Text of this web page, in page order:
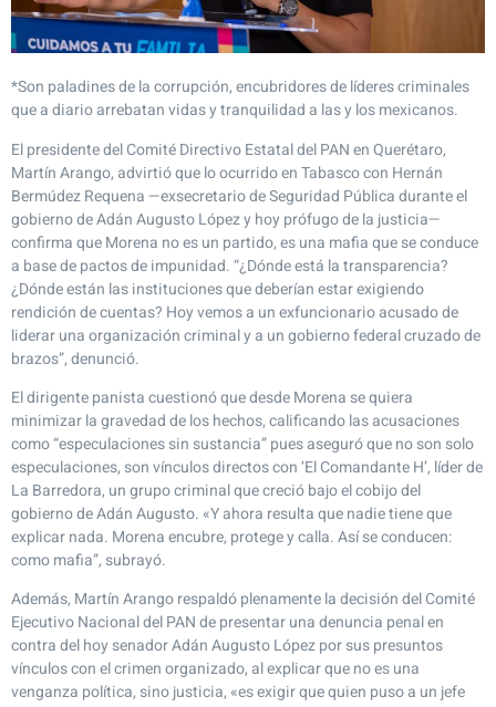
*Son paladines de la corrupción, encubridores de líderes criminales
que a diario arrebatan vidas y tranquilidad a las y los mexicanos.
El presidente del Comité Directivo Estatal del PAN en Querétaro,
Martín Arango, advirtió que lo ocurrido en Tabasco con Hernán
Bermúdez Requena —exsecretario de Seguridad Pública durante el
gobierno de Adán Augusto López y hoy prófugo de la justicia—
confirma que Morena no es un partido, es una mafia que se conduce
a base de pactos de impunidad. “¿Dónde está la transparencia?
¿Dónde están las instituciones que deberían estar exigiendo
rendición de cuentas? Hoy vemos a un exfuncionario acusado de
liderar una organización criminal y a un gobierno federal cruzado de
brazos”, denunció.
El dirigente panista cuestionó que desde Morena se quiera
minimizar la gravedad de los hechos, calificando las acusaciones
como “especulaciones sin sustancia” pues aseguró que no son solo
especulaciones, son vínculos directos con ‘El Comandante H’, líder de
La Barredora, un grupo criminal que creció bajo el cobijo del
gobierno de Adán Augusto. «Y ahora resulta que nadie tiene que
explicar nada. Morena encubre, protege y calla. Así se conducen:
como mafia”, subrayó.
Además, Martín Arango respaldó plenamente la decisión del Comité
Ejecutivo Nacional del PAN de presentar una denuncia penal en
contra del hoy senador Adán Augusto López por sus presuntos
vínculos con el crimen organizado, al explicar que no es una
venganza política, sino justicia, «es exigir que quien puso a un jefe